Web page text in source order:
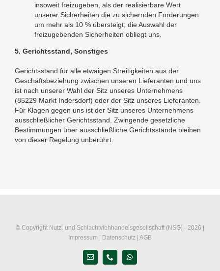
insoweit freizugeben, als der realisierbare Wert
unserer Sicherheiten die zu sichernden Forderungen
um mehr als 10 % übersteigt; die Auswahl der
freizugebenden Sicherheiten obliegt uns.
5. Gerichtsstand, Sonstiges
Gerichtsstand für alle etwaigen Streitigkeiten aus der
Geschäftsbeziehung zwischen unseren Lieferanten und uns
ist nach unserer Wahl der Sitz unseres Unternehmens
(85229 Markt Indersdorf) oder der Sitz unseres Lieferanten.
Für Klagen gegen uns ist der Sitz unseres Unternehmens
ausschließlicher Gerichtsstand. Zwingende gesetzliche
Bestimmungen über ausschließliche Gerichtsstände bleiben
von dieser Regelung unberührt.
© Copyright Nutz- und Schlachtviehhandelsgesellschaft (NSG) - 2026 |
Impressum
Datenschutz AGB
E-
Mail
TelefonWhatsApp